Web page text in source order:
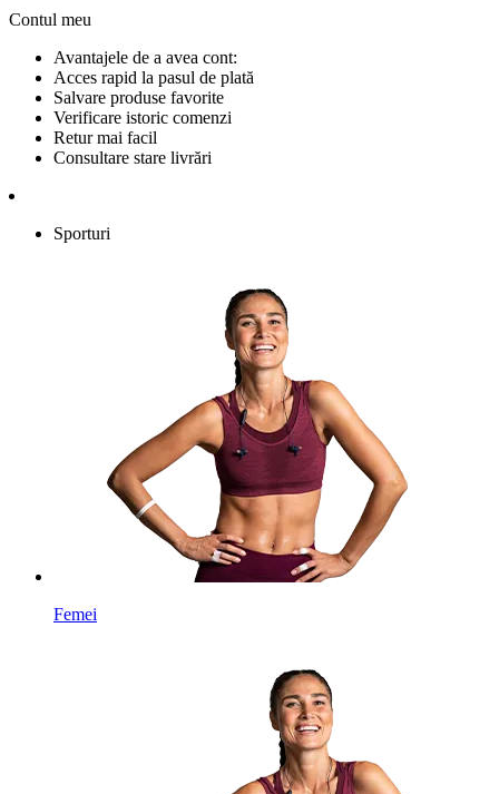
Contul meu
Avantajele de a avea cont:
Acces rapid la pasul de plată
Salvare produse favorite
Verificare istoric comenzi
Retur mai facil
Consultare stare livrări
Sporturi
Femei